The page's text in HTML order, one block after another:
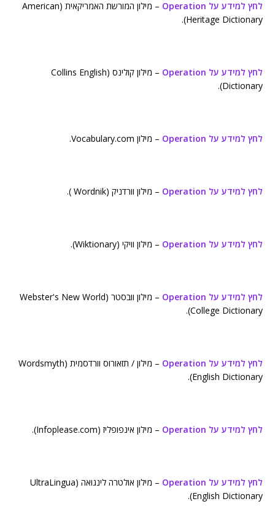
לחץ למידע על Operation
– מילון המורשת האמריקאית (American
Heritage Dictionary).
לחץ למידע על Operation
– מילון קולינס (Collins English
Dictionary).
לחץ למידע על Operation – מילון Vocabulary.com.
לחץ למידע על Operation – מילון וורדניק (Wordnik ).
לחץ למידע על Operation – מילון וויקי (Wiktionary).
לחץ למידע על Operation
– מילון וובסטר (Webster's New World
College Dictionary).
לחץ למידע על Operation
– מילון / תזאורוס וורדסמית (Wordsmyth
English Dictionary).
לחץ למידע על Operation – מילון אינפופליז (Infoplease.com).
לחץ למידע על Operation
– מילון אולטרה לינגואה (UltraLingua
English Dictionary).